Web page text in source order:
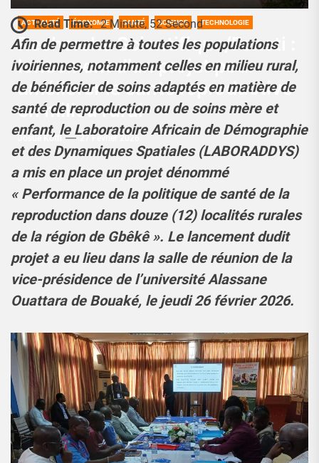
ACTUALITÉ ÉCONOMIE SANTÉ SCIENCE TECHNOLOGIE
Recherche Scientifique/Fonsti :
lancement d’un projet pour
améliorer la santé reproductive
en milieu rural
Josué Koffi 27 Février 2026
Read Time: 2 Minute, 52 Second
Afin de permettre à toutes les populations
ivoiriennes, notamment celles en milieu rural,
de bénéficier de soins adaptés en matière de
santé de reproduction ou de soins mère et
enfant, le Laboratoire Africain de Démographie
et des Dynamiques Spatiales (LABORADDYS)
a mis en place un projet dénommé
« Performance de la politique de santé de la
reproduction dans douze (12) localités rurales
de la région de Gbêkê ». Le lancement dudit
projet a eu lieu dans la salle de réunion de la
vice-présidence de l’université Alassane
Ouattara de Bouaké, le jeudi 26 février 2026.